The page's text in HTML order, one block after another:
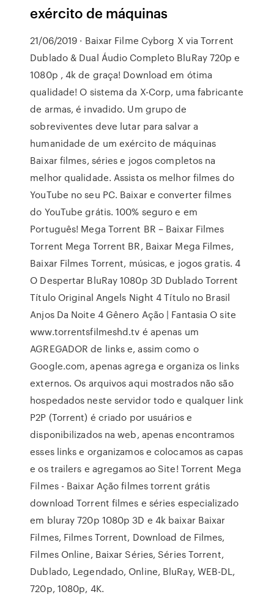
exército de máquinas
21/06/2019 · Baixar Filme Cyborg X via Torrent
Dublado & Dual Áudio Completo BluRay 720p e
1080p , 4k de graça! Download em ótima
qualidade! O sistema da X-Corp, uma fabricante
de armas, é invadido. Um grupo de
sobreviventes deve lutar para salvar a
humanidade de um exército de máquinas
Baixar filmes, séries e jogos completos na
melhor qualidade. Assista os melhor filmes do
YouTube no seu PC. Baixar e converter filmes
do YouTube grátis. 100% seguro e em
Português! Mega Torrent BR – Baixar Filmes
Torrent Mega Torrent BR, Baixar Mega Filmes,
Baixar Filmes Torrent, músicas, e jogos gratis. 4
O Despertar BluRay 1080p 3D Dublado Torrent
Título Original Angels Night 4 Título no Brasil
Anjos Da Noite 4 Gênero Ação | Fantasia O site
www.torrentsfilmeshd.tv é apenas um
AGREGADOR de links e, assim como o
Google.com, apenas agrega e organiza os links
externos. Os arquivos aqui mostrados não são
hospedados neste servidor todo e qualquer link
P2P (Torrent) é criado por usuários e
disponibilizados na web, apenas encontramos
esses links e organizamos e colocamos as capas
e os trailers e agregamos ao Site! Torrent Mega
Filmes - Baixar Ação filmes torrent grátis
download Torrent filmes e séries especializado
em bluray 720p 1080p 3D e 4k baixar Baixar
Filmes, Filmes Torrent, Download de Filmes,
Filmes Online, Baixar Séries, Séries Torrent,
Dublado, Legendado, Online, BluRay, WEB-DL,
720p, 1080p, 4K.